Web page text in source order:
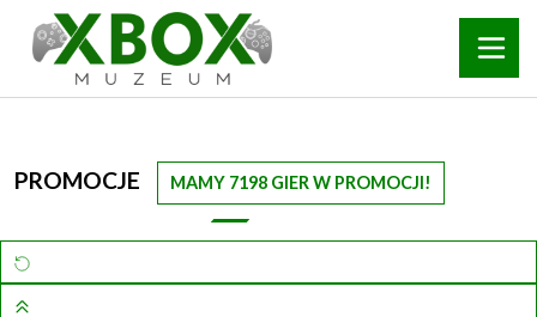
PROMOCJE MAMY 7198 GIER W PROMOCJI!